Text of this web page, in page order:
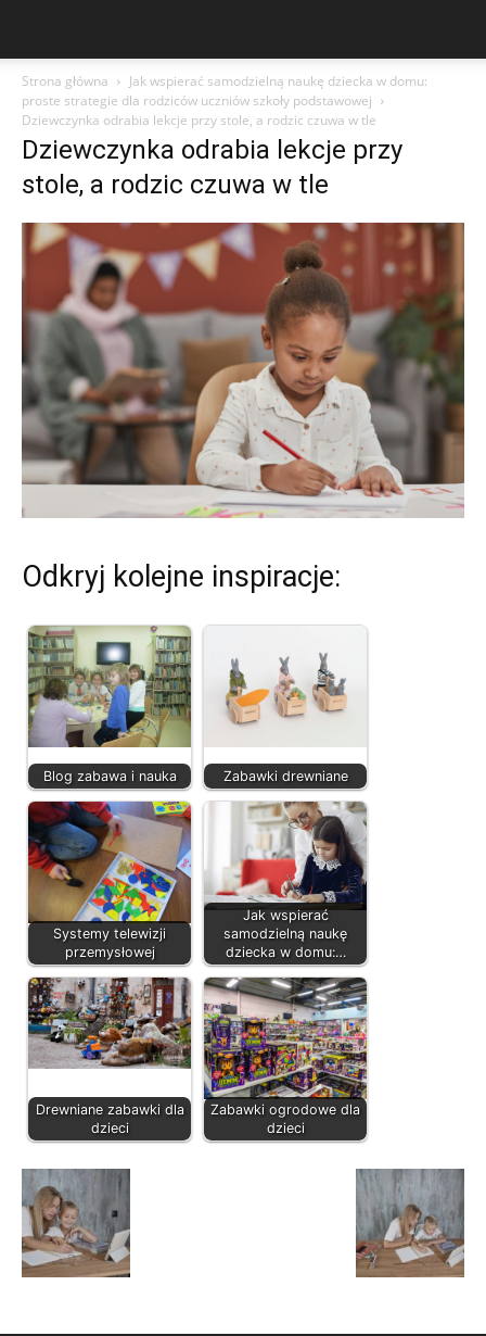
Strona główna
Jak wspierać samodzielną naukę dziecka w domu:
proste strategie dla rodziców uczniów szkoły podstawowej
Dziewczynka odrabia lekcje przy stole, a rodzic czuwa w tle
Dziewczynka odrabia lekcje przy
stole, a rodzic czuwa w tle
Odkryj kolejne inspiracje:
Blog zabawa i nauka Zabawki drewniane
Systemy telewizji
przemysłowej
Jak wspierać
samodzielną naukę
dziecka w domu:…
Drewniane zabawki dla
dzieci
Zabawki ogrodowe dla
dzieci